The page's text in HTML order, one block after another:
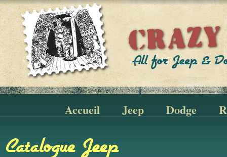
Accueil Jeep Dodge
Catalogue Jeep